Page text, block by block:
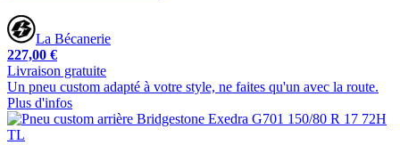
La Bécanerie
227,00 €
Livraison gratuite
Un pneu custom adapté à votre style, ne faites qu'un avec la route.
Plus d'infos